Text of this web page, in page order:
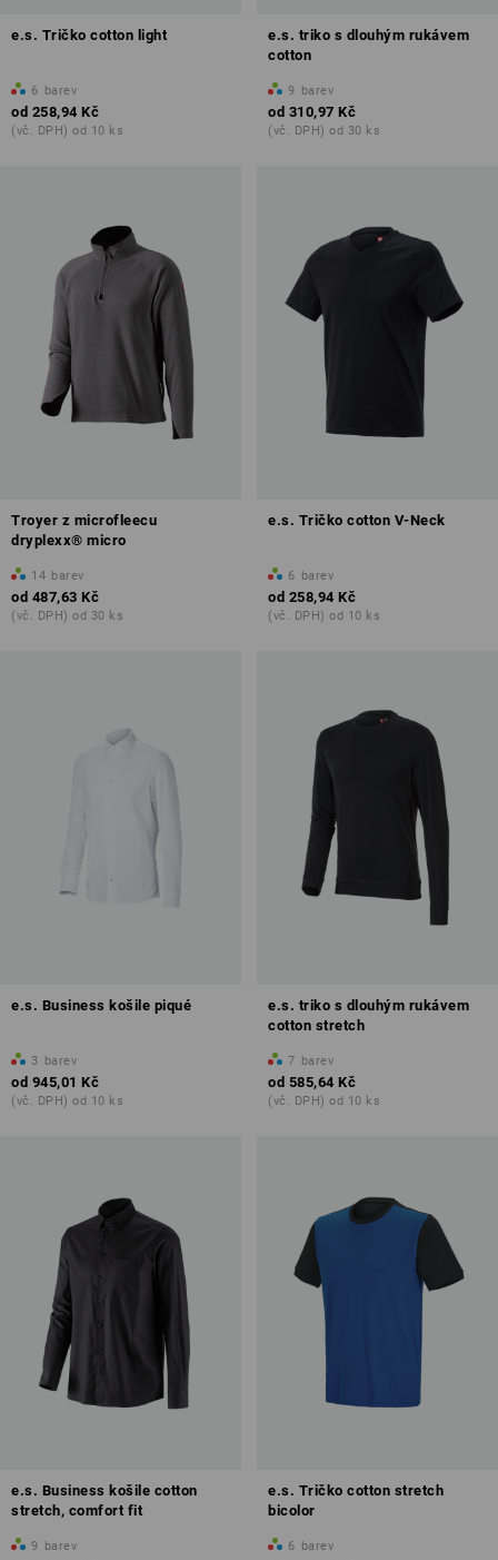
e.s. Tričko cotton light
6 barev
od 258,94 Kč
(vč. DPH) od 10 ks
e.s. triko s dlouhým rukávem
cotton
9 barev
od 310,97 Kč
(vč. DPH) od 30 ks
Troyer z microfleecu
dryplexx® micro
14 barev
od 487,63 Kč
(vč. DPH) od 30 ks
e.s. Tričko cotton V-Neck
6 barev
od 258,94 Kč
(vč. DPH) od 10 ks
e.s. Business košile piqué
3 barev
od 945,01 Kč
(vč. DPH) od 10 ks
e.s. triko s dlouhým rukávem
cotton stretch
7 barev
od 585,64 Kč
(vč. DPH) od 10 ks
e.s. Business košile cotton
stretch, comfort fit
9 barev
e.s. Tričko cotton stretch
bicolor
6 barev